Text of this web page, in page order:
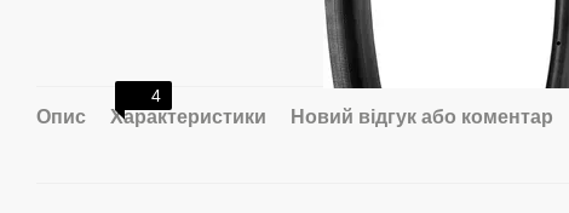
4
Опис Характеристики Новий відгук або коментар